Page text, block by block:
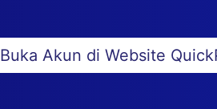
Buka Akun di Website